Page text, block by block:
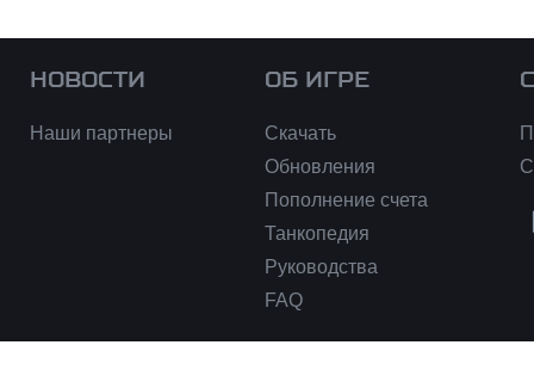
НОВОСТИ
Наши партнеры
ОБ ИГРЕ
Скачать
Обновления
Пополнение счета
Танкопедия
Руководства
FAQ